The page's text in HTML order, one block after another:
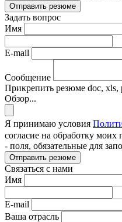
Отправить резюме
Задать вопрос
Имя
E-mail
Сообщение
Прикрепить резюме doc, xls,
Обзор...
Я принимаю условия
согласие на обработку
- поля, обязательные для
Отправить резюме
Связаться с нами
Имя
E-mail
Ваша отрасль